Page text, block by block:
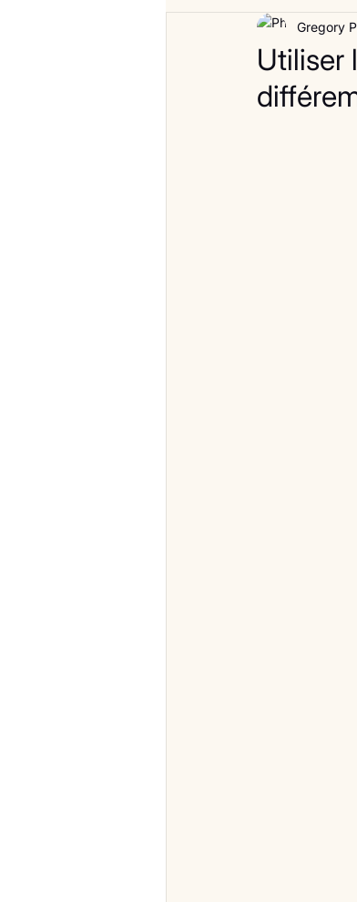
Utiliser
Gregory